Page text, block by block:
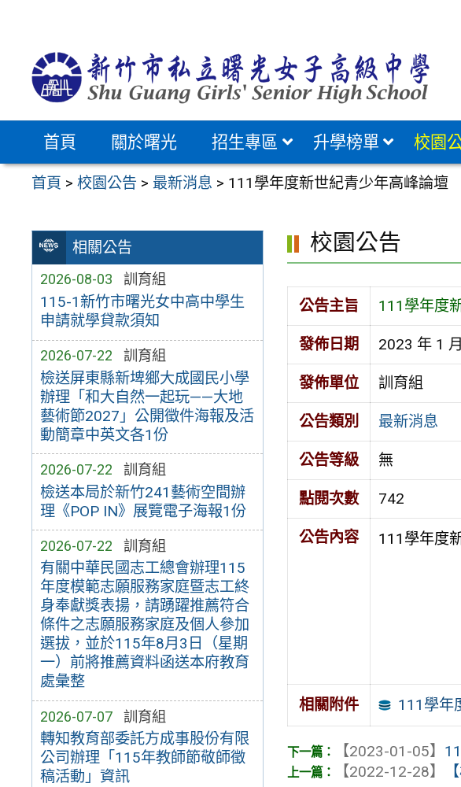
首頁 關於曙光 招生專區 升學榜單 校園
首頁 >校園公告 > 最新消息 > 111學年度新世紀青少年高峰論壇
相關公告
2026-08-03 訓育組
115-1新竹市曙光女中高中學生
申請就學貸款須知
2026-07-22 訓育組
檢送屏東縣新埤鄉大成國民小學
辦理「和大自然一起玩——大地
藝術節2027」公開徵件海報及活
動簡章中英文各1份
2026-07-22 訓育組
檢送本局於新竹241藝術空間辦
理《POP IN》展覽電子海報1份
2026-07-22 訓育組
有關中華民國志工總會辦理115
年度模範志願服務家庭暨志工終
身奉獻獎表揚，請踴躍推薦符合
條件之志願服務家庭及個人參加
選拔，並於115年8月3日（星期
一）前將推薦資料函送本府教育
處彙整
2026-07-07 訓育組
轉知教育部委託方成事股份有限
公司辦理「115年教師節敬師徵
稿活動」資訊
校園公告
公告主旨 111學年度
發佈日期 2023 年 1
發佈單位 訓育組
公告類別 最新消息
公告等級 無
點閱次數 742
公告內容 111學年度
相關附件 111學年
【2023-01-05】
【2022-12-28】